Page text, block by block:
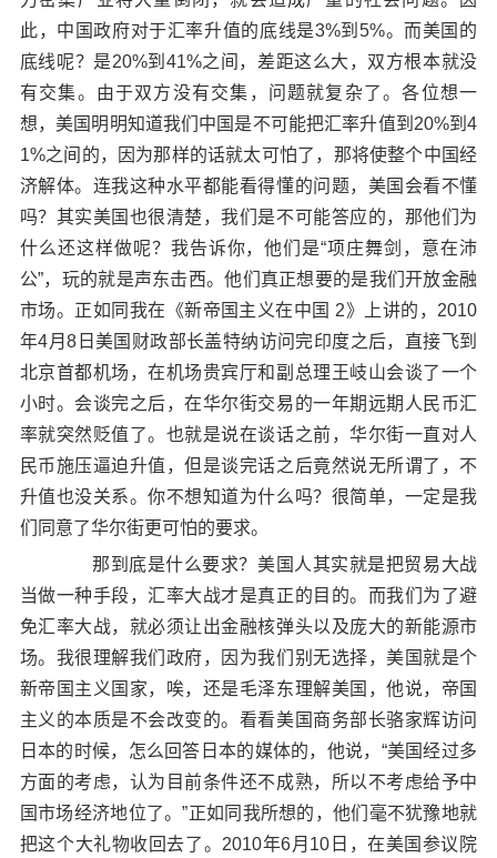
此，中国政府对于汇率升值的底线是3%到5%。而美国的
底线呢？是20%到41%之间，差距这么大，双方根本就没
有交集。由于双方没有交集，问题就复杂了。各位想一
想，美国明明知道我们中国是不可能把汇率升值到20%到4
1%之间的，因为那样的话就太可怕了，那将使整个中国经
济解体。连我这种水平都能看得懂的问题，美国会看不懂
吗？其实美国也很清楚，我们是不可能答应的，那他们为
什么还这样做呢？我告诉你，他们是“项庄舞剑，意在沛
公”，玩的就是声东击西。他们真正想要的是我们开放金融
市场。正如同我在《新帝国主义在中国 2》上讲的，2010
年4月8日美国财政部长盖特纳访问完印度之后，直接飞到
北京首都机场，在机场贵宾厅和副总理王岐山会谈了一个
小时。会谈完之后，在华尔街交易的一年期远期人民币汇
率就突然贬值了。也就是说在谈话之前，华尔街一直对人
民币施压逼迫升值，但是谈完话之后竟然说无所谓了，不
升值也没关系。你不想知道为什么吗？很简单，一定是我
们同意了华尔街更可怕的要求。
那到底是什么要求？美国人其实就是把贸易大战
当做一种手段，汇率大战才是真正的目的。而我们为了避
免汇率大战，就必须让出金融核弹头以及庞大的新能源市
场。我很理解我们政府，因为我们别无选择，美国就是个
新帝国主义国家，唉，还是毛泽东理解美国，他说，帝国
主义的本质是不会改变的。看看美国商务部长骆家辉访问
日本的时候，怎么回答日本的媒体的，他说，“美国经过多
方面的考虑，认为目前条件还不成熟，所以不考虑给予中
国市场经济地位了。”正如同我所想的，他们毫不犹豫地就
把这个大礼物收回去了。2010年6月10日，在美国参议院